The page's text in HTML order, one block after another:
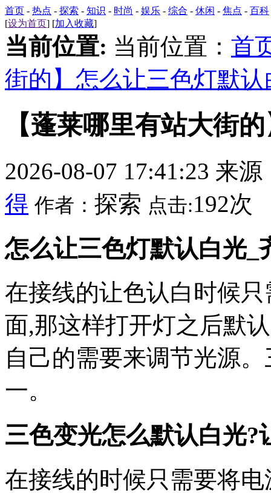
首页 - 热点 - 探索 - 知识 - 时尚 - 娱乐 - 综合 - 休闲 - 焦点 - 百科
[设为首页] [加入收藏]
当前位置: 当前位置： 首
街的】怎么让三色灯默认
【蓬莱哪里有站大街
2026-08-07 17:41:23 来源
得 作者： 探索 点击:192次
怎么让三色灯默认白光_
在接线的让色认白时候
面,那这样打开灯之后默
自己的需要来调节光源
一。
三色变光怎么默认白光?
在接线的时候只需要将